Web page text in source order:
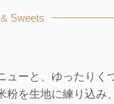
Sweets
ューと、ゆったりく
粉を生地に練り込み